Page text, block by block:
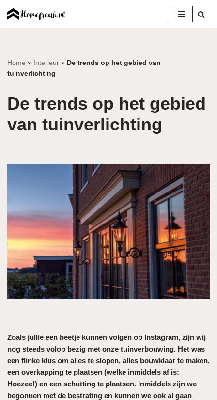
inhoud
Home » Interieur » De trends op het gebied van
tuinverlichting
De trends op het gebied
van tuinverlichting
Zoals jullie een beetje kunnen volgen op Instagram, zijn wij
nog steeds volop bezig met onze tuinverbouwing. Het was
een flinke klus om alles te slopen, alles bouwklaar te maken,
een overkapping te plaatsen (welke inmiddels af is:
Hoezee!) en een schutting te plaatsen. Inmiddels zijn we
begonnen met de bestrating en kunnen we ook al gaan